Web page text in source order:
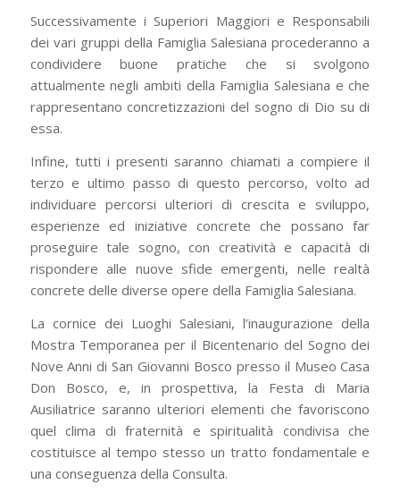
Successivamente i Superiori Maggiori e Responsabili
dei vari gruppi della Famiglia Salesiana procederanno a
condividere buone pratiche che si svolgono
attualmente negli ambiti della Famiglia Salesiana e che
rappresentano concretizzazioni del sogno di Dio su di
essa.
Infine, tutti i presenti saranno chiamati a compiere il
terzo e ultimo passo di questo percorso, volto ad
individuare percorsi ulteriori di crescita e sviluppo,
esperienze ed iniziative concrete che possano far
proseguire tale sogno, con creatività e capacità di
rispondere alle nuove sfide emergenti, nelle realtà
concrete delle diverse opere della Famiglia Salesiana.
La cornice dei Luoghi Salesiani, l’inaugurazione della
Mostra Temporanea per il Bicentenario del Sogno dei
Nove Anni di San Giovanni Bosco presso il Museo Casa
Don Bosco, e, in prospettiva, la Festa di Maria
Ausiliatrice saranno ulteriori elementi che favoriscono
quel clima di fraternità e spiritualità condivisa che
costituisce al tempo stesso un tratto fondamentale e
una conseguenza della Consulta.